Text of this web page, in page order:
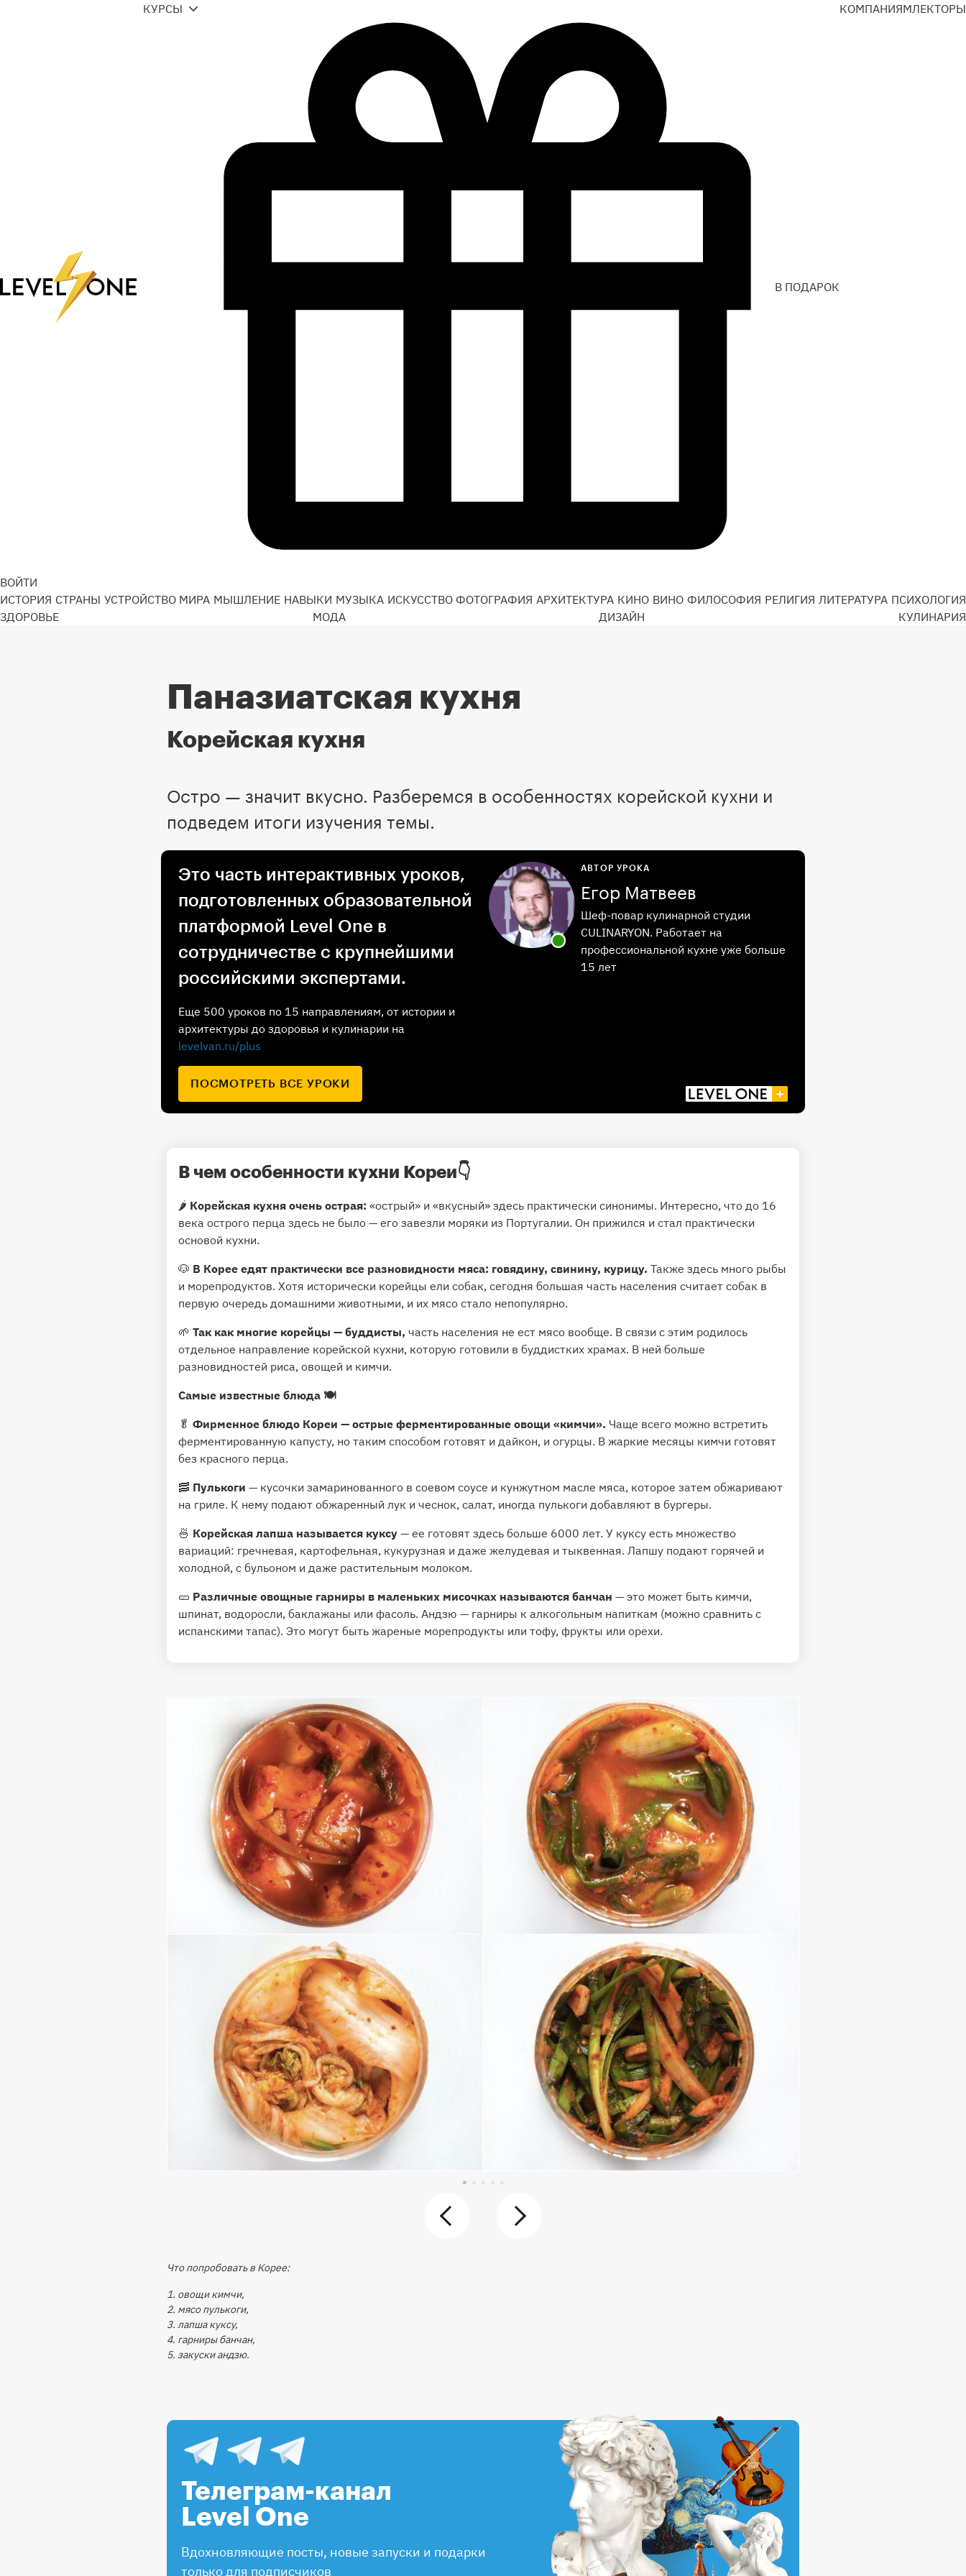
ВОЙТИ
КУРСЫ
В ПОДАРОК
КОМПАНИЯМЛЕКТОРЫ
ИСТОРИЯ СТРАНЫ УСТРОЙСТВО МИРА МЫШЛЕНИЕ НАВЫКИ МУЗЫКА ИСКУССТВО ФОТОГРАФИЯ АРХИТЕКТУРА КИНО ВИНО ФИЛОСОФИЯ РЕЛИГИЯ ЛИТЕРАТУРА ПСИХОЛОГИЯ
ЗДОРОВЬЕ
МОДА ДИЗАЙН КУЛИНАРИЯ
Паназиатская кухня
Корейская кухня
Остро — значит вкусно. Разберемся в особенностях корейской кухни и
подведем итоги изучения темы.
Это часть интерактивных уроков,
подготовленных образовательной
платформой Level One в
сотрудничестве с крупнейшими
российскими экспертами.
Еще 500 уроков по 15 направлениям, от истории и
архитектуры до здоровья и кулинарии на
levelvan.ru/plus
ПОСМОТРЕТЬ ВСЕ УРОКИ
АВТОР УРОКА
Егор Матвеев
Шеф-повар кулинарной студии
CULINARYON. Работает на
профессиональной кухне уже больше
15 лет
В чем особенности кухни Кореи👇
🌶 Корейская кухня очень острая: «острый» и «вкусный» здесь практически синонимы. Интересно, что до 16
века острого перца здесь не было — его завезли моряки из Португалии. Он прижился и стал практически
основой кухни.
🐶 В Корее едят практически все разновидности мяса: говядину, свинину, курицу. Также здесь много рыбы
и морепродуктов. Хотя исторически корейцы ели собак, сегодня большая часть населения считает собак в
первую очередь домашними животными, и их мясо стало непопулярно.
🌱 Так как многие корейцы — буддисты, часть населения не ест мясо вообще. В связи с этим родилось
отдельное направление корейской кухни, которую готовили в буддистких храмах. В ней больше
разновидностей риса, овощей и кимчи.
Самые известные блюда 🍽
🥬 Фирменное блюдо Кореи — острые ферментированные овощи «кимчи». Чаще всего можно встретить
ферментированную капусту, но таким способом готовят и дайкон, и огурцы. В жаркие месяцы кимчи готовят
без красного перца.
🥓 Пулькоги — кусочки замаринованного в соевом соусе и кунжутном масле мяса, которое затем обжаривают
на гриле. К нему подают обжаренный лук и чеснок, салат, иногда пулькоги добавляют в бургеры.
🍜 Корейская лапша называется куксу — ее готовят здесь больше 6000 лет. У куксу есть множество
вариаций: гречневая, картофельная, кукурузная и даже желудевая и тыквенная. Лапшу подают горячей и
холодной, с бульоном и даже растительным молоком.
🥒 Различные овощные гарниры в маленьких мисочках называются банчан — это может быть кимчи,
шпинат, водоросли, баклажаны или фасоль. Андзю — гарниры к алкогольным напиткам (можно сравнить с
испанскими тапас). Это могут быть жареные морепродукты или тофу, фрукты или орехи.
Что попробовать в Корее:
1. овощи кимчи,
2. мясо пулькоги,
3. лапша куксу,
4. гарниры банчан,
5. закуски андзю.
Телеграм-канал
Level One
Вдохновляющие посты, новые запуски и подарки
только для подписчиков